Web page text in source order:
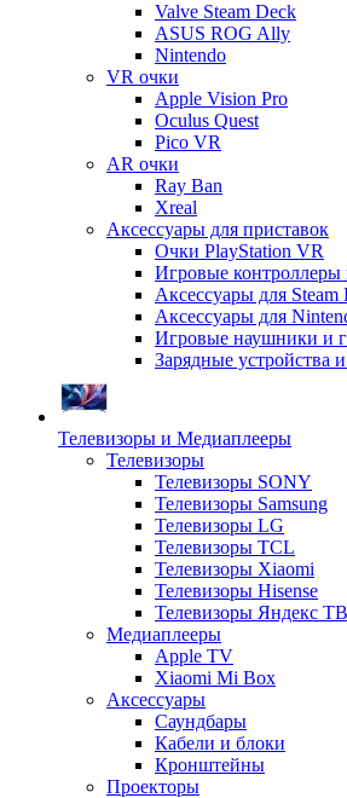
Valve Steam Deck
ASUS ROG Ally
Nintendo
VR очки
Apple Vision Pro
Oculus Quest
Pico VR
AR очки
Ray Ban
Xreal
Аксессуары для приставок
Очки PlayStation VR
Игровые
Аксессуары для Steam
Аксессуары для
Игровые наушники и
Зарядные устройства
Телевизоры и Медиаплееры
Телевизоры
Телевизоры SONY
Телевизоры Samsung
Телевизоры LG
Телевизоры TCL
Телевизоры Xiaomi
Телевизоры Hisense
Телевизоры Яндекс ТВ
Медиаплееры
Apple TV
Xiaomi Mi Box
Аксессуары
Саундбары
Кабели и блоки
Кронштейны
Проекторы